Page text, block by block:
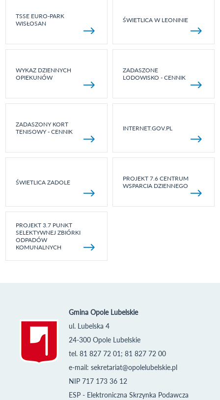
TSSE EURO-PARK
WISŁOSAN
ŚWIETLICA W LEONINIE
WYKAZ DZIENNYCH
OPIEKUNÓW
ZADASZONE
LODOWISKO - CENNIK
ZADASZONY KORT
TENISOWY - CENNIK
INTERNET.GOV.PL
ŚWIETLICA ZADOLE
PROJEKT 7.6 CENTRUM
WSPARCIA DZIENNEGO
PROJEKT 3.7 PUNKT
SELEKTYWNEJ ZBIÓRKI
ODPADÓW
KOMUNALNYCH
Gmina Opole Lubelskie
ul. Lubelska 4
24-300 Opole Lubelskie
tel. 81 827 72 01; 81 827 72 00
e-mail: sekretariat@opolelubelskie.pl
NIP 717 173 36 12
ESP - Elektroniczna Skrzynka Podawcza